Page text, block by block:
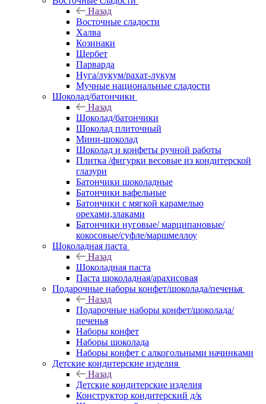
Назад
Восточные сладости
Халва
Козинаки
Щербет
Парварда
Нуга/лукум/рахат-лукум
Мучные национальные сладости
Шоколад/батончики
Назад
Шоколад/батончики
Шоколад плиточный
Мини-шоколад
Шоколад и конфеты ручной работы
Плитка /фигурки весовые из кондитерской
глазури
Батончики шоколадные
Батончики вафельные
Батончики с мягкой карамелью
орехами,злаками
Батончики нуговые/ марципановые/
кокосовые/суфле/маршмеллоу
Шоколадная паста
Назад
Шоколадная паста
Паста шоколадная/арахисовая
Подарочные наборы конфет/шоколада/печенья
Назад
Подарочные наборы конфет/шоколада/
печенья
Наборы конфет
Наборы шоколада
Наборы конфет с алкогольными начинками
Детские кондитерские изделия
Назад
Детские кондитерские изделия
Конструктор кондитерский д/к